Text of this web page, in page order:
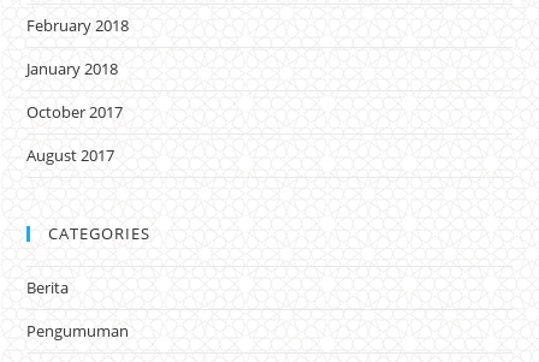
February 2018
January 2018
October 2017
August 2017
CATEGORIES
Berita
Pengumuman